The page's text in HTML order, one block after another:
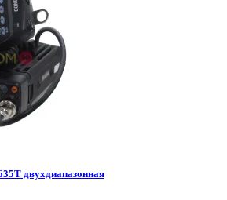
двухдиапазонная